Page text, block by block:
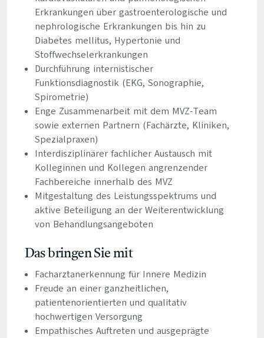
Erkrankungen über gastroenterologische und
nephrologische Erkrankungen bis hin zu
Diabetes mellitus, Hypertonie und
Stoffwechselerkrankungen
Durchführung internistischer
Funktionsdiagnostik (EKG, Sonographie,
Spirometrie)
Enge Zusammenarbeit mit dem MVZ-Team
sowie externen Partnern (Fachärzte, Kliniken,
Spezialpraxen)
Interdisziplinärer fachlicher Austausch mit
Kolleginnen und Kollegen angrenzender
Fachbereiche innerhalb des MVZ
Mitgestaltung des Leistungsspektrums und
aktive Beteiligung an der Weiterentwicklung
von Behandlungsangeboten
Das bringen Sie mit
Facharztanerkennung für Innere Medizin
Freude an einer ganzheitlichen,
patientenorientierten und qualitativ
hochwertigen Versorgung
Empathisches Auftreten und ausgeprägte